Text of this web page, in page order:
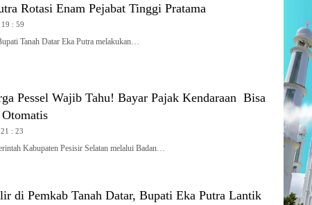
Rotasi Enam Pejabat Tinggi Pratama
: 59
Tanah Datar Eka Putra melakukan…
Pessel Wajib Tahu! Bayar Pajak Kendaraan Bisa
: 23
Kabupaten Pesisir Selatan melalui Badan…
di Pemkab Tanah Datar, Bupati Eka Putra Lantik